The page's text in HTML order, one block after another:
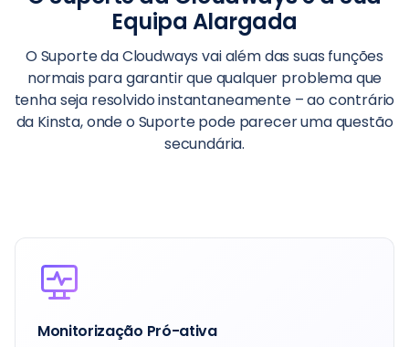
Equipa Alargada
O Suporte da Cloudways vai além das suas funções
normais para garantir que qualquer problema que
tenha seja resolvido instantaneamente – ao contrário
da Kinsta, onde o Suporte pode parecer uma questão
secundária.
Personalização